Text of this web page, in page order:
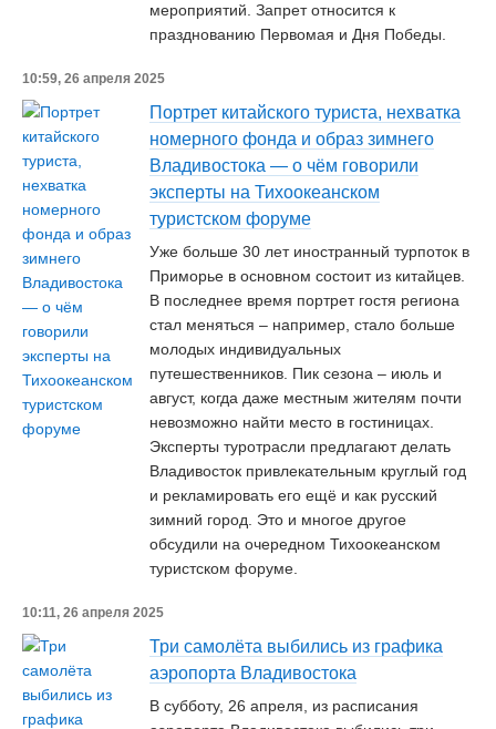
мероприятий. Запрет относится к
празднованию Первомая и Дня Победы.
10:59, 26 апреля 2025
Портрет китайского туриста, нехватка
номерного фонда и образ зимнего
Владивостока — о чём говорили
эксперты на Тихоокеанском
туристском форуме
Уже больше 30 лет иностранный турпоток в
Приморье в основном состоит из китайцев.
В последнее время портрет гостя региона
стал меняться – например, стало больше
молодых индивидуальных
путешественников. Пик сезона – июль и
август, когда даже местным жителям почти
невозможно найти место в гостиницах.
Эксперты туротрасли предлагают делать
Владивосток привлекательным круглый год
и рекламировать его ещё и как русский
зимний город. Это и многое другое
обсудили на очередном Тихоокеанском
туристском форуме.
10:11, 26 апреля 2025
Три самолёта выбились из графика
аэропорта Владивостока
В субботу, 26 апреля, из расписания